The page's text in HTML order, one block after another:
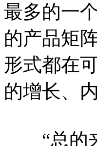
最多的一
的产品矩
形式都在
的增长、
“总的来